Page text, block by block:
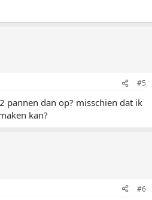
#5
pannen dan op? misschien dat ik
kan?
#6